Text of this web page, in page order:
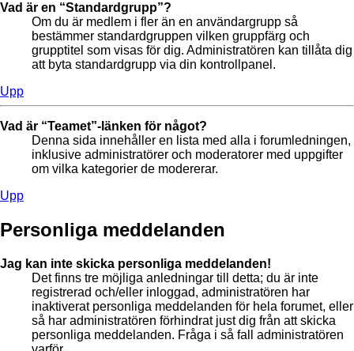
Vad är en “Standardgrupp”?
Om du är medlem i fler än en användargrupp så
bestämmer standardgruppen vilken gruppfärg och
grupptitel som visas för dig. Administratören kan tillåta dig
att byta standardgrupp via din kontrollpanel.
Upp
Vad är “Teamet”-länken för något?
Denna sida innehåller en lista med alla i forumledningen,
inklusive administratörer och moderatorer med uppgifter
om vilka kategorier de modererar.
Upp
Personliga meddelanden
Jag kan inte skicka personliga meddelanden!
Det finns tre möjliga anledningar till detta; du är inte
registrerad och/eller inloggad, administratören har
inaktiverat personliga meddelanden för hela forumet, eller
så har administratören förhindrat just dig från att skicka
personliga meddelanden. Fråga i så fall administratören